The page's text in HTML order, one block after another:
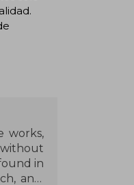
works,
in
and,